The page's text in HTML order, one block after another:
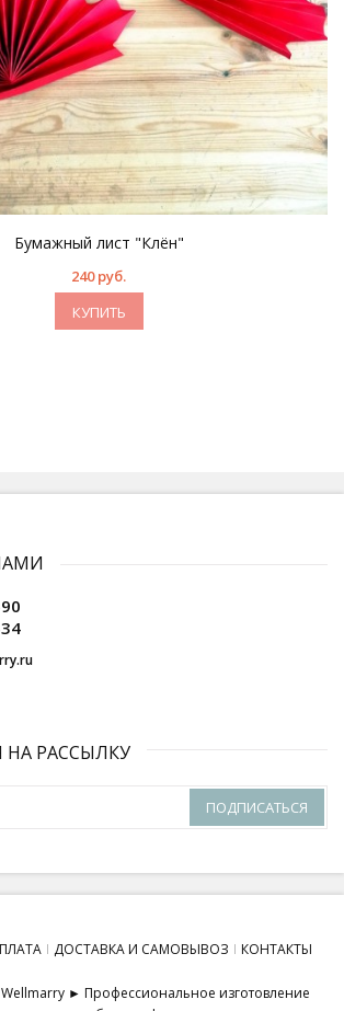
Бумажный лист "Клён"
240 руб.
КУПИТЬ
РАССЫЛКУ
ПОДПИСАТЬСЯ
ДОСТАВКА И САМОВЫВОЗ КОНТАКТЫ
► Профессиональное изготовление